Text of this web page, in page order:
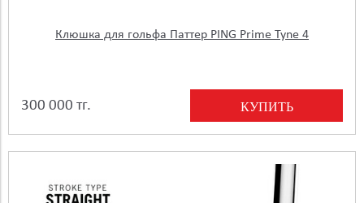
Клюшка для гольфа Паттер PING Prime Tyne 4
300 000 тг. КУПИТЬ